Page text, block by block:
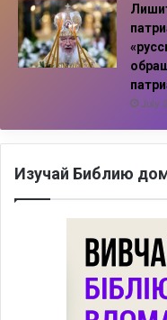
July
Изучай Библию